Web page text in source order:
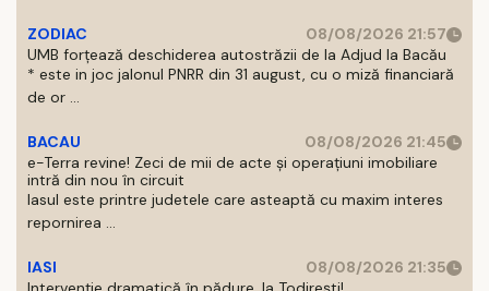
ZODIAC
08/08/2026 21:57
UMB forțează deschiderea autostrăzii de la Adjud la Bacău
* este in joc jalonul PNRR din 31 august, cu o miză financiară
de or ...
BACAU
08/08/2026 21:45
e-Terra revine! Zeci de mii de acte și operațiuni imobiliare
intră din nou în circuit
Iasul este printre judetele care asteaptă cu maxim interes
repornirea ...
IASI
08/08/2026 21:35